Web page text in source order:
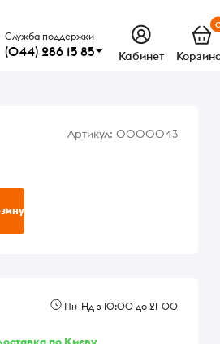
Служба поддержки
(044) 286 15 85 Кабинет
Артикул: 0000043
Пн-Нд з 10:00 до 21-00